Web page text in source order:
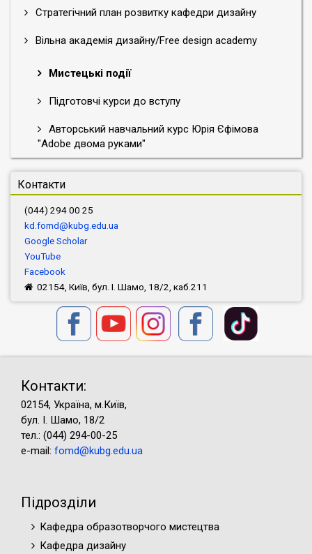
Стратегічний план розвитку кафедри дизайну
Вільна академія дизайну/Free design academy
Мистецькі події
Підготовчі курси до вступу
Авторський навчальний курс Юрія Єфімова
"Adobe двома руками"
Контакти
(044) 294 00 25
kd.fomd@kubg.edu.ua
Google Scholar
YouTube
Facebook
02154, Київ, бул. І. Шамо, 18/2, каб.211
Контакти:
02154, Україна, м.Київ,
бул. І. Шамо, 18/2
тел.: (044) 294-00-25
e-mail: fomd@kubg.edu.ua
Підрозділи
Кафедра образотворчого мистецтва
Кафедра дизайну